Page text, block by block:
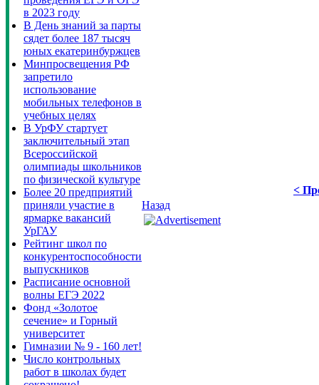
в 2023 году
В День знаний за парты
сядет более 187 тысяч
юных екатеринбуржцев
Минпросвещения РФ
запретило
использование
мобильных телефонов в
учебных целях
В УрФУ стартует
заключительный этап
Всероссийской
олимпиады школьников
по физической культуре
Более 20 предприятий
приняли участие в
ярмарке вакансий
УрГАУ
Рейтинг школ по
конкурентоспособности
выпускников
Расписание основной
волны ЕГЭ 2022
Фонд «Золотое
сечение» и Горный
университет
Гимназии № 9 - 160 лет!
Число контрольных
работ в школах будет
<
Назад